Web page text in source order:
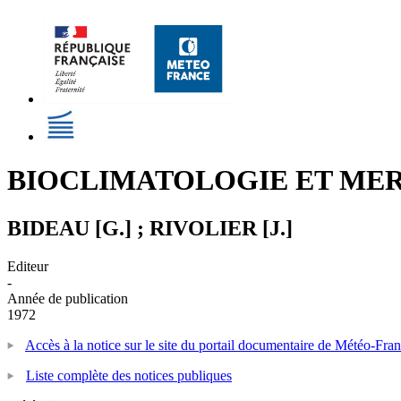
BIOCLIMATOLOGIE ET
BIDEAU [G.] ; RIVOLIER [J.]
Editeur
-
Année de publication
1972
Accès à la notice sur le site du portail documentaire de Météo-
Liste complète des notices publiques